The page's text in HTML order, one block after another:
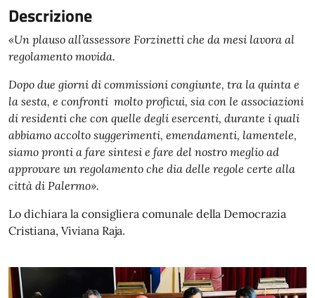
Descrizione
«Un plauso all’assessore Forzinetti che da mesi lavora al
regolamento movida.
Dopo due giorni di commissioni congiunte, tra la quinta e
la sesta, e confronti molto proficui, sia con le associazioni
di residenti che con quelle degli esercenti, durante i quali
abbiamo accolto suggerimenti, emendamenti, lamentele,
siamo pronti a fare sintesi e fare del nostro meglio ad
approvare un regolamento che dia delle regole certe alla
città di Palermo».
Lo dichiara la consigliera comunale della Democrazia
Cristiana, Viviana Raja.